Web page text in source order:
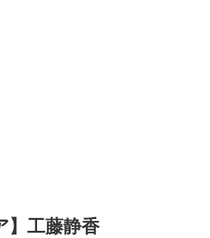
】工藤静香